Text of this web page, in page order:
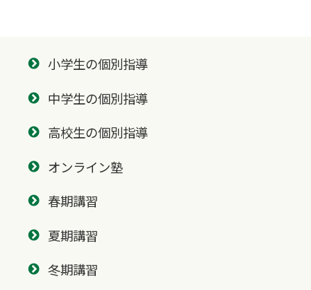
小学生の個別指導
中学生の個別指導
高校生の個別指導
オンライン塾
春期講習
夏期講習
冬期講習